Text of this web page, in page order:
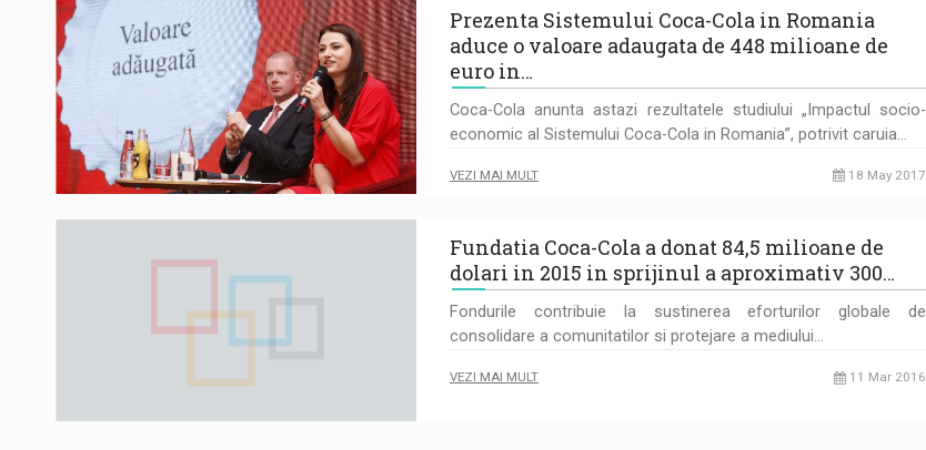
Prezenta Sistemului Coca-Cola in Romania
aduce o valoare adaugata de 448 milioane de
euro in…
Coca-Cola anunta astazi rezultatele studiului „Impactul socio-
economic al Sistemului Coca-Cola in Romania”, potrivit caruia…
VEZI MAI MULT 18 May 2017
Fundatia Coca-Cola a donat 84,5 milioane de
dolari in 2015 in sprijinul a aproximativ 300…
Fondurile contribuie la sustinerea eforturilor globale de
consolidare a comunitatilor si protejare a mediului…
VEZI MAI MULT 11 Mar 2016